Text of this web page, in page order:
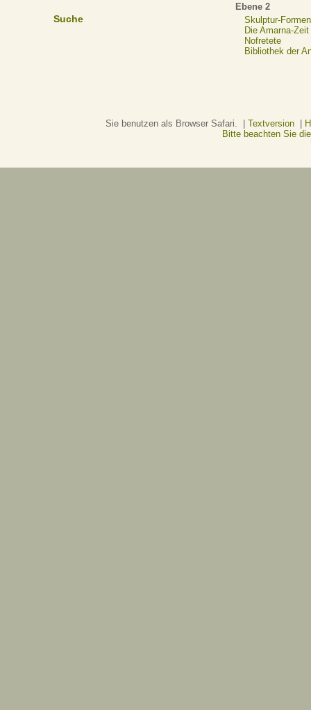
Suche
Ebene 2
Skulptur-Formen
Die Amarna-Zeit
Nofretete
Bibliothek der
Sie benutzen als Browser Safari. | Textversion|
Bitte beachten Sie